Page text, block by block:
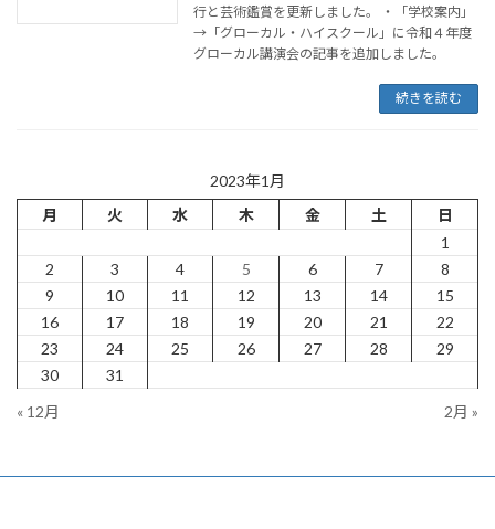
行と芸術鑑賞を更新しました。 ・「学校案内」
→「グローカル・ハイスクール」に令和４年度
グローカル講演会の記事を追加しました。
続きを読む
2023年1月
月
火 水 木 金 土
日
1
2
3 4 5 6 7
8
9
10 11 12 13 14
15
16
17 18 19 20 21
22
23
24 25 26 27 28
29
30
31
« 12月
2月 »